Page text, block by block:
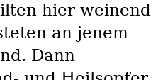
hier weinend
an jenem
Dann